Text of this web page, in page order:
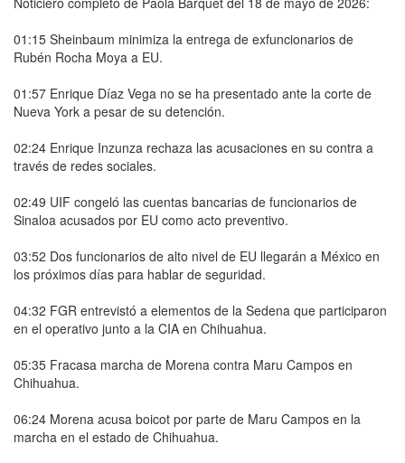
01:15 Sheinbaum minimiza la entrega de exfuncionarios de
Rubén Rocha Moya a EU.
01:57 Enrique Díaz Vega no se ha presentado ante la corte de
Nueva York a pesar de su detención.
02:24 Enrique Inzunza rechaza las acusaciones en su contra a
través de redes sociales.
02:49 UIF congeló las cuentas bancarias de funcionarios de
Sinaloa acusados por EU como acto preventivo.
03:52 Dos funcionarios de alto nivel de EU llegarán a México en
los próximos días para hablar de seguridad.
04:32 FGR entrevistó a elementos de la Sedena que participaron
en el operativo junto a la CIA en Chihuahua.
05:35 Fracasa marcha de Morena contra Maru Campos en
Chihuahua.
06:24 Morena acusa boicot por parte de Maru Campos en la
marcha en el estado de Chihuahua.